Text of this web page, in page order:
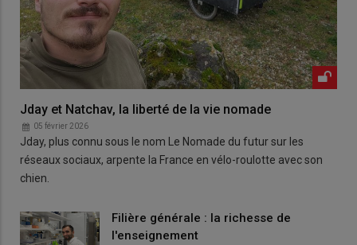
Jday et Natchav, la liberté de la vie nomade
05 février 2026
Jday, plus connu sous le nom Le Nomade du futur sur les
réseaux sociaux, arpente la France en vélo-roulotte avec son
chien.
Filière générale : la richesse de
l'enseignement